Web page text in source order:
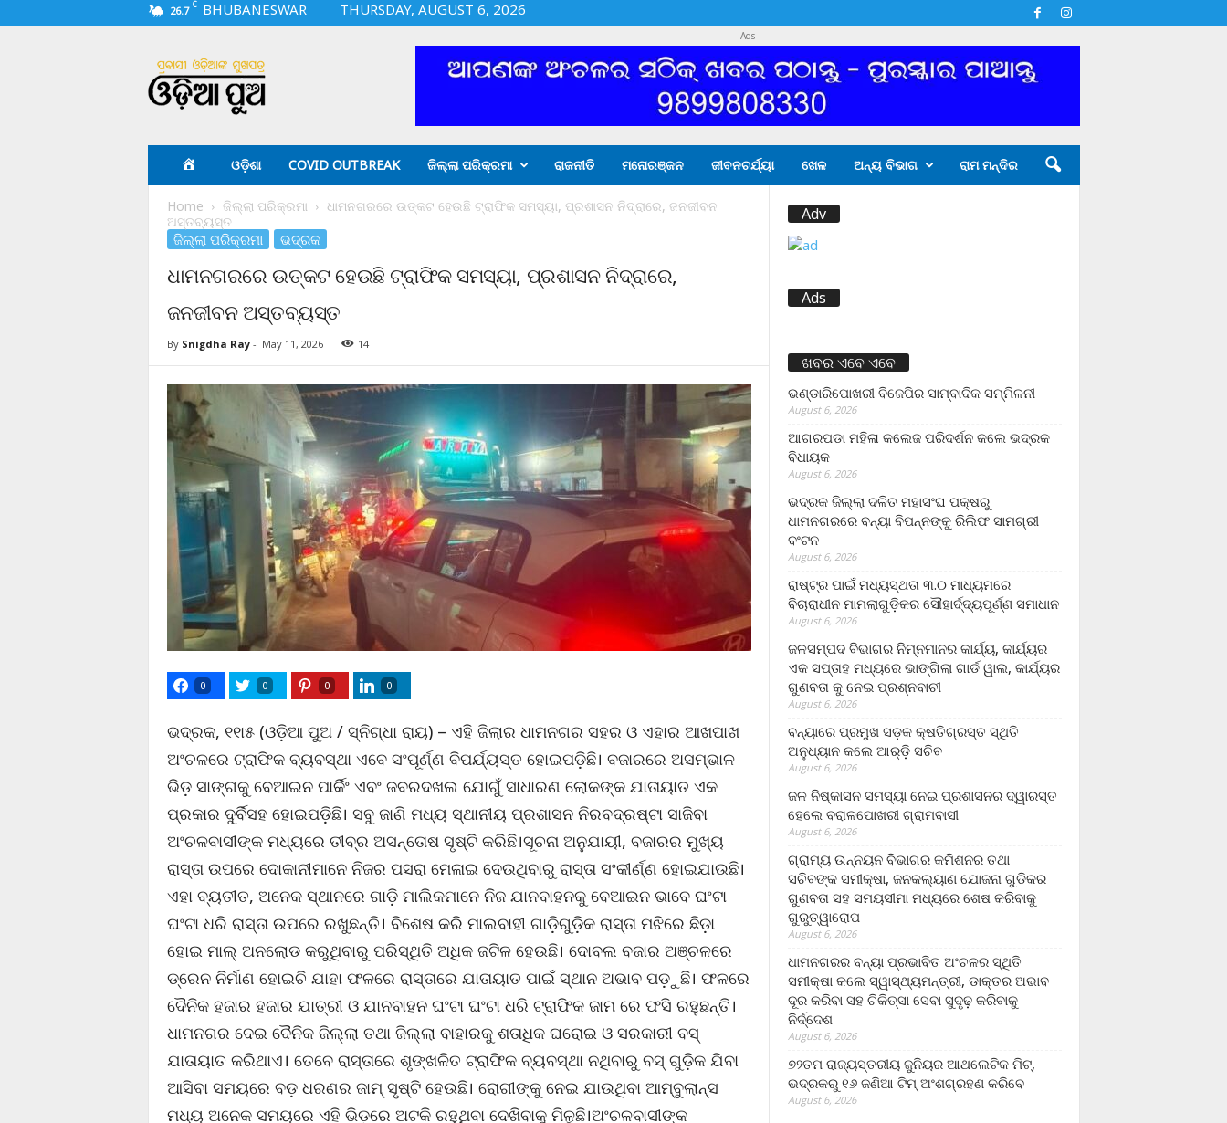
26.7 C BHUBANESWAR
THURSDAY, AUGUST 6, 2026
i
a
Ads
ଓଡ଼ିଶା COVID OUTBREAK ଜିଲ୍ଲା ପରିକ୍ରମା ରାଜନୀତି ମନୋରଞ୍ଜନ ଜୀବନଚର୍ଯ୍ୟା ଖେଳ ଅନ୍ୟ ବିଭାଗ ରାମ ମନ୍ଦିର
Home ଜିଲ୍ଲା ପରିକ୍ରମା
ଧାମନଗରରେ ଉତ୍କଟ ହେଉଛି ଟ୍ରାଫିକ ସମସ୍ୟା, ପ୍ରଶାସନ ନିଦ୍ରାରେ, ଜନଜୀବନ
ଅସ୍ତବ୍ୟସ୍ତ
ଜିଲ୍ଲା ପରିକ୍ରମା ଭଦ୍ରକ
ଧାମନଗରରେ ଉତ୍କଟ ହେଉଛି ଟ୍ରାଫିକ ସମସ୍ୟା, ପ୍ରଶାସନ ନିଦ୍ରାରେ,
ଜନଜୀବନ ଅସ୍ତବ୍ୟସ୍ତ
By Snigdha Ray- May 11, 2026 14
0 0 0 0
ଭଦ୍ରକ, ୧୧ା୫ (ଓଡ଼ିଆ ପୁଅ / ସ୍ନିଗ୍ଧା ରାୟ) – ଏହି ଜିଲାର ଧାମନଗର ସହର ଓ ଏହାର ଆଖପାଖ
ଅଂଚଳରେ ଟ୍ରାଫିକ ବ୍ୟବସ୍ଥା ଏବେ ସଂପୂର୍ଣ୍ଣ ବିପର୍ଯ୍ୟସ୍ତ ହୋଇପଡ଼ିଛି। ବଜାରରେ ଅସମ୍ଭାଳ
ଭିଡ଼ ସାଙ୍ଗକୁ ବେଆଇନ ପାର୍କିଂ ଏବଂ ଜବରଦଖଲ ଯୋଗୁଁ ସାଧାରଣ ଲୋକଙ୍କ ଯାତାୟାତ ଏକ
ପ୍ରକାର ଦୁର୍ବିସହ ହୋଇପଡ଼ିଛି। ସବୁ ଜାଣି ମଧ୍ୟ ସ୍ଥାନୀୟ ପ୍ରଶାସନ ନିରବଦ୍ରଷ୍ଟା ସାଜିବା
ଅଂଚଳବାସୀଙ୍କ ମଧ୍ୟରେ ତୀବ୍ର ଅସନ୍ତୋଷ ସୃଷ୍ଟି କରିଛି।ସୂଚନା ଅନୁଯାୟୀ, ବଜାରର ମୁଖ୍ୟ
ରାସ୍ତା ଉପରେ ଦୋକାନୀମାନେ ନିଜର ପସରା ମେଳାଇ ଦେଉଥିବାରୁ ରାସ୍ତା ସଂକୀର୍ଣ୍ଣ ହୋଇଯାଉଛି।
ଏହା ବ୍ୟତୀତ, ଅନେକ ସ୍ଥାନରେ ଗାଡ଼ି ମାଲିକମାନେ ନିଜ ଯାନବାହନକୁ ବେଆଇନ ଭାବେ ଘଂଟା
ଘଂଟା ଧରି ରାସ୍ତା ଉପରେ ରଖୁଛନ୍ତି। ବିଶେଷ କରି ମାଲବାହୀ ଗାଡ଼ିଗୁଡ଼ିକ ରାସ୍ତା ମଝିରେ ଛିଡ଼ା
ହୋଇ ମାଲ୍ ଅନଲୋଡ କରୁଥିବାରୁ ପରିସ୍ଥିତି ଅଧିକ ଜଟିଳ ହେଉଛି। ଦୋବଲ ବଜାର ଅଞ୍ଚଳରେ
ଡ୍ରେନ ନିର୍ମାଣ ହୋଇଚି ଯାହା ଫଳରେ ରାସ୍ତାରେ ଯାତାୟାତ ପାଇଁ ସ୍ଥାନ ଅଭାବ ପଡ଼ୁଛି। ଫଳରେ
ଦୈନିକ ହଜାର ହଜାର ଯାତ୍ରୀ ଓ ଯାନବାହନ ଘଂଟା ଘଂଟା ଧରି ଟ୍ରାଫିକ ଜାମ ରେ ଫସି ରହୁଛନ୍ତି।
ଧାମନଗର ଦେଇ ଦୈନିକ ଜିଲ୍ଲା ତଥା ଜିଲ୍ଲା ବାହାରକୁ ଶତାଧିକ ଘରୋଇ ଓ ସରକାରୀ ବସ୍
ଯାତାୟାତ କରିଥାଏ। ତେବେ ରାସ୍ତାରେ ଶୃଙ୍ଖଳିତ ଟ୍ରାଫିକ ବ୍ୟବସ୍ଥା ନଥିବାରୁ ବସ୍ ଗୁଡ଼ିକ ଯିବା
ଆସିବା ସମୟରେ ବଡ଼ ଧରଣର ଜାମ୍ ସୃଷ୍ଟି ହେଉଛି। ରୋଗୀଙ୍କୁ ନେଇ ଯାଉଥିବା ଆମ୍ବୁଲାନ୍ସ
ମଧ୍ୟ ଅନେକ ସମୟରେ ଏହି ଭିଡ଼ରେ ଅଟକି ରହୁଥିବା ଦେଖିବାକୁ ମିଳୁଛି।ଅଂଚଳବାସୀଙ୍କ
Adv
Ads
ଖବର ଏବେ ଏବେ
ଭଣ୍ଡାରିପୋଖରୀ ବିଜେପିର ସାମ୍ବାଦିକ ସମ୍ମିଳନୀ
August 6, 2026
ଆଗରପଡା ମହିଳା କଲେଜ ପରିଦର୍ଶନ କଲେ ଭଦ୍ରକ
ବିଧାୟକ
August 6, 2026
ଭଦ୍ରକ ଜିଲ୍ଲା ଦଳିତ ମହାସଂଘ ପକ୍ଷରୁ
ଧାମନଗରରେ ବନ୍ୟା ବିପନ୍ନଙ୍କୁ ରିଲିଫ ସାମଗ୍ରୀ
ବଂଟନ
August 6, 2026
ରାଷ୍ଟ୍ର ପାଇଁ ମଧ୍ୟସ୍ଥତା ୩.୦ ମାଧ୍ୟମରେ
ବିଚାରାଧୀନ ମାମଲାଗୁଡ଼ିକର ସୌହାର୍ଦ୍ଦ୍ୟପୂର୍ଣ୍ଣ ସମାଧାନ
August 6, 2026
ଜଳସମ୍ପଦ ବିଭାଗର ନିମ୍ନମାନର କାର୍ଯ୍ୟ, କାର୍ଯ୍ୟର
ଏକ ସପ୍ତାହ ମଧ୍ୟରେ ଭାଙ୍ଗିଲା ଗାର୍ଡ ୱାଲ, କାର୍ଯ୍ୟର
ଗୁଣବତା କୁ ନେଇ ପ୍ରଶ୍ନବାଚୀ
August 6, 2026
ବନ୍ୟାରେ ପ୍ରମୁଖ ସଡ଼କ କ୍ଷତିଗ୍ରସ୍ତ ସ୍ଥିତି
ଅନୁଧ୍ୟାନ କଲେ ଆର୍‌ଡ଼ି ସଚିବ
August 6, 2026
ଜଳ ନିଷ୍କାସନ ସମସ୍ୟା ନେଇ ପ୍ରଶାସନର ଦ୍ୱାରସ୍ତ
ହେଲେ ବରାଳପୋଖରୀ ଗ୍ରାମବାସୀ
August 6, 2026
ଗ୍ରାମ୍ୟ ଉନ୍ନୟନ ବିଭାଗର କମିଶନର ତଥା
ସଚିବଙ୍କ ସମୀକ୍ଷା, ଜନକଲ୍ୟାଣ ଯୋଜନା ଗୁଡିକର
ଗୁଣବତା ସହ ସମୟସୀମା ମଧ୍ୟରେ ଶେଷ କରିବାକୁ
ଗୁରୁତ୍ୱାରୋପ
August 6, 2026
ଧାମନଗରର ବନ୍ୟା ପ୍ରଭାବିତ ଅଂଚଳର ସ୍ଥିତି
ସମୀକ୍ଷା କଲେ ସ୍ୱାସ୍ଥ୍ୟମନ୍ତ୍ରୀ, ଡାକ୍ତର ଅଭାବ
ଦୂର କରିବା ସହ ଚିକିତ୍ସା ସେବା ସୁଦୃଢ଼ କରିବାକୁ
ନିର୍ଦ୍ଦେଶ
August 6, 2026
୭୨ତମ ରାଜ୍ୟସ୍ତରୀୟ ଜୁନିୟର ଆଥଲେଟିକ ମିଟ୍‌,
ଭଦ୍ରକରୁ ୧୬ ଜଣିଆ ଟିମ୍ ଅଂଶଗ୍ରହଣ କରିବେ
August 6, 2026